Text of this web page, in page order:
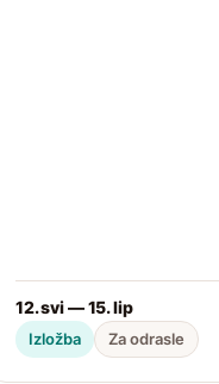
12. svi — 15. lip
Izložba Za odrasle